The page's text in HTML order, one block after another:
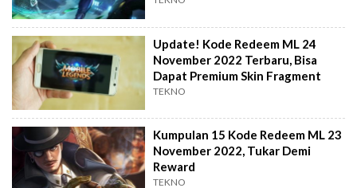
Update! Kode Redeem ML 24
November 2022 Terbaru, Bisa
Dapat Premium Skin Fragment
TEKNO
Kumpulan 15 Kode Redeem ML 23
November 2022, Tukar Demi
Reward
TEKNO